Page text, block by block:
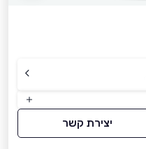
יצירת קשר